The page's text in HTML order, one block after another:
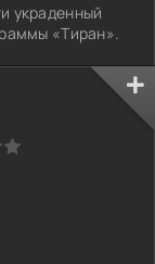
украденный
«Тиран».